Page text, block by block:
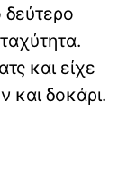
δεύτερο
και είχε
και δοκάρι.